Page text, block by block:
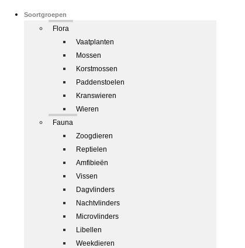
Soortgroepen
Flora
Vaatplanten
Mossen
Korstmossen
Paddenstoelen
Kranswieren
Wieren
Fauna
Zoogdieren
Reptielen
Amfibieën
Vissen
Dagvlinders
Nachtvlinders
Microvlinders
Libellen
Weekdieren